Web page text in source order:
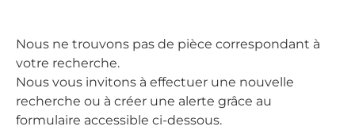
Nous ne trouvons pas de pièce correspondant à
votre recherche.
Nous vous invitons à effectuer une nouvelle
recherche ou à créer une alerte grâce au
formulaire accessible ci-dessous.